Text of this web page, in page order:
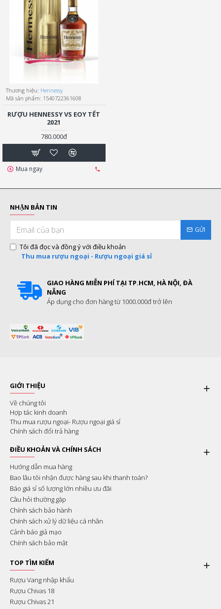
Thương hiệu: Hennessy
Mã sản phẩm: 1540722361608
RƯỢU HENNESSY VS EOY TẾT
2021
780.000đ
Mua ngay
NHẬN BẢN TIN
GỬI
Tôi đã đọc và đồng ý với điều khoản
Thu mua rượu ngoại - Rượu ngoại giá sỉ
GIAO HÀNG MIỄN PHÍ TẠI TP.HCM, HÀ NỘI, ĐÀ
NẴNG
Áp dụng cho đơn hàng từ 1000.000đ trở lên
GIỚI THIỆU
Về chúng tôi
Hợp tác kinh doanh
Thu mua rượu ngoại- Rượu ngoại giá sỉ
Chính sách đổi trả hàng
ĐIỀU KHOẢN VÀ CHÍNH SÁCH
Hướng dẫn mua hàng
Bao lâu tôi nhận được hàng sau khi thanh toán?
Báo giá sỉ số lượng lớn nhiều ưu đãi
Câu hỏi thường gặp
Chính sách bảo hành
Chính sách xử lý dữ liệu cá nhân
Cảnh báo giả mạo
Chính sách bảo mật
TOP TÌM KIẾM
Rượu Vang nhập khẩu
Rượu Chivas 18
Rượu Chivas 21